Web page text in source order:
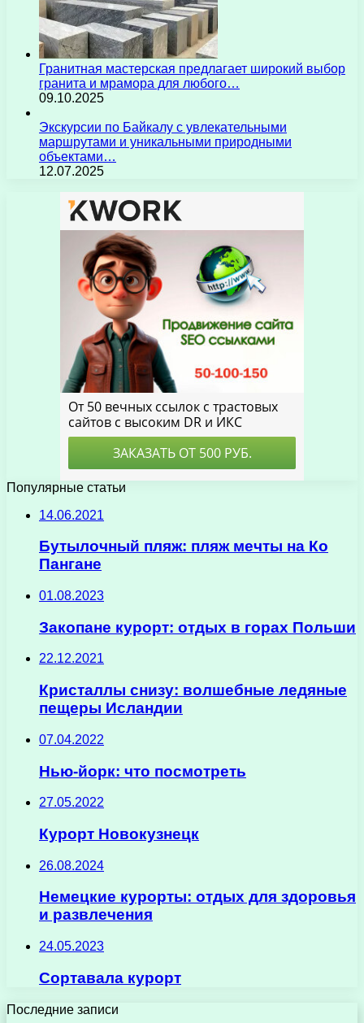
Гранитная мастерская предлагает широкий выбор
гранита и мрамора для любого…
09.10.2025
Экскурсии по Байкалу с увлекательными
маршрутами и уникальными природными
объектами…
12.07.2025
Популярные статьи
14.06.2021
Бутылочный пляж: пляж мечты на Ко
Пангане
01.08.2023
Закопане курорт: отдых в горах Польши
22.12.2021
Кристаллы снизу: волшебные ледяные
пещеры Исландии
07.04.2022
Нью-йорк: что посмотреть
27.05.2022
Курорт Новокузнецк
26.08.2024
Немецкие курорты: отдых для здоровья
и развлечения
24.05.2023
Сортавала курорт
Последние записи